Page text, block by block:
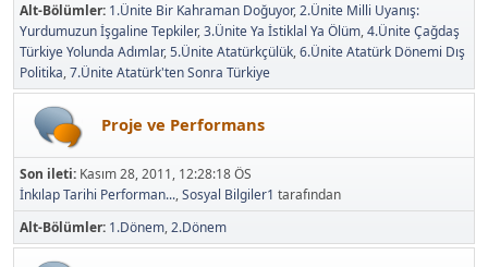
Alt-Bölümler 1.Ünite Bir Kahraman Doğuyor 2.Ünite Milli Uyanış:
Yurdumuzun İşgaline Tepkiler 3.Ünite Ya İstiklal Ya Ölüm 4.Ünite Çağdaş
Türkiye Yolunda Adımlar 5.Ünite Atatürkçülük 6.Ünite Atatürk Dönemi Dış
Politika 7.Ünite Atatürk'ten Sonra Türkiye
Proje ve Performans
Son ileti: Kasım 28, 2011, 12:28:18 ÖS
İnkılap Tarihi Performan...,Sosyal Bilgiler1 tarafından
Alt-Bölümler 1.Dönem 2.Dönem